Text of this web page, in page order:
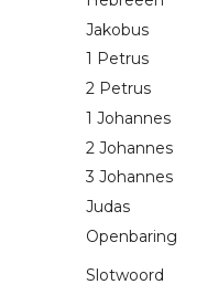
Jakobus
1 Petrus
2 Petrus
1 Johannes
2 Johannes
3 Johannes
Judas
Openbaring
Slotwoord